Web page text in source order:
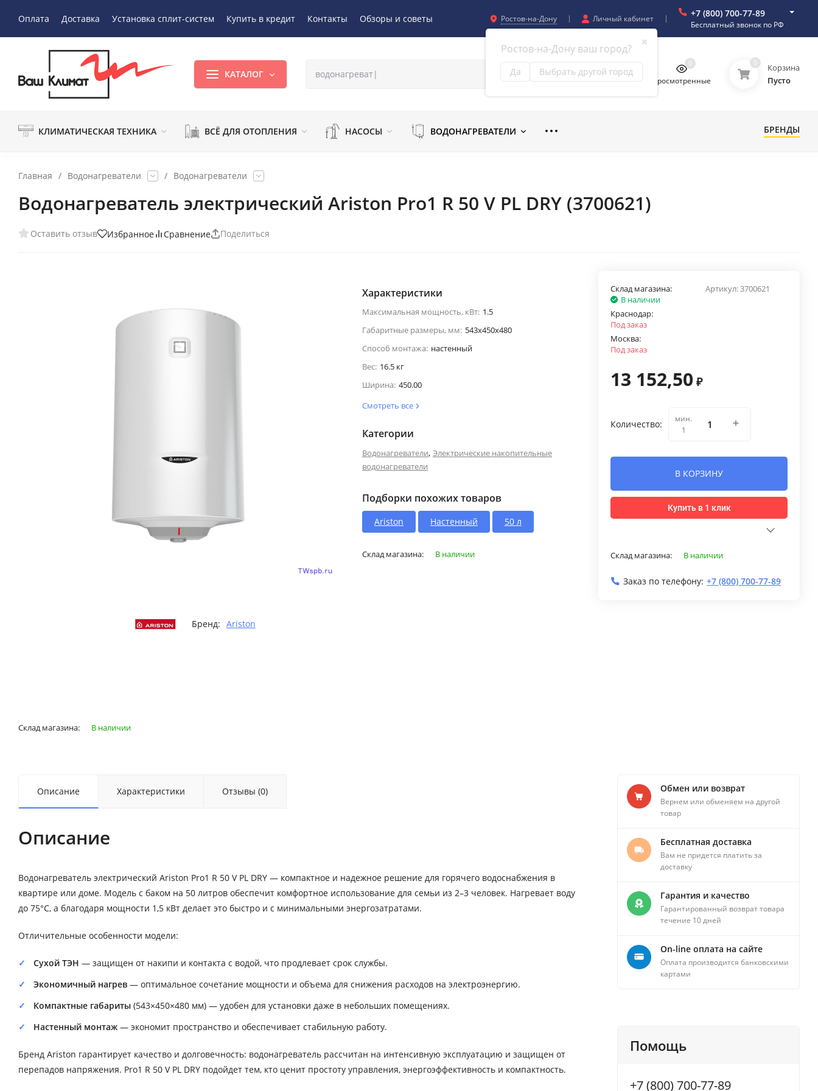
Оплата Доставка Установка сплит-систем Купить в кредит Контакты Обзоры и советы Ростов-на-Дону
✖
Ростов-на-Дону ваш город?
Да Выбрать другой город
Личный кабинет +7 (800) 700-77-89
Бесплатный звонок по РФ
КАТАЛОГ
Просмотренные
0 0
Корзина
Пусто
КЛИМАТИЧЕСКАЯ ТЕХНИКА ВСЁ ДЛЯ ОТОПЛЕНИЯ НАСОСЫ ВОДОНАГРЕВАТЕЛИ БРЕНДЫ
Главная / Водонагреватели / Водонагреватели
Водонагреватель электрический Ariston Pro1 R 50 V PL DRY (3700621)
Оставить отзыв Избранное Сравнение Поделиться
Бренд: Ariston
Характеристики
Максимальная мощность, кВт: 1.5
Габаритные размеры, мм: 543x450x480
Способ монтажа: настенный
Вес: 16.5 кг
Ширина: 450.00
Смотреть все
Категории
Водонагреватели, Электрические накопительные
водонагреватели
Подборки похожих товаров
Ariston Настенный 50 л
Склад магазина: В наличии
Артикул:3700621
Склад магазина:
В наличии
Краснодар:
Под заказ
Москва:
Под заказ
13 152,50 ₽
Количество:
мин.
1
В КОРЗИНУ
Купить в 1 клик
Склад магазина: В наличии
Заказ по телефону: +7 (800) 700-77-89
Склад магазина: В наличии
Описание Характеристики Отзывы (0)
Описание
Водонагреватель электрический Ariston Pro1 R 50 V PL DRY — компактное и надежное решение для горячего водоснабжения в
квартире или доме. Модель с баком на 50 литров обеспечит комфортное использование для семьи из 2–3 человек. Нагревает воду
до 75°C, а благодаря мощности 1,5 кВт делает это быстро и с минимальными энергозатратами.
Отличительные особенности модели:
Сухой ТЭН — защищен от накипи и контакта с водой, что продлевает срок службы.
Экономичный нагрев — оптимальное сочетание мощности и объема для снижения расходов на электроэнергию.
Компактные габариты (543×450×480 мм) — удобен для установки даже в небольших помещениях.
Настенный монтаж — экономит пространство и обеспечивает стабильную работу.
Бренд Ariston гарантирует качество и долговечность: водонагреватель рассчитан на интенсивную эксплуатацию и защищен от
перепадов напряжения. Pro1 R 50 V PL DRY подойдет тем, кто ценит простоту управления, энергоэффективность и компактность.
Обмен или возврат
Вернем или обменяем на другой
товар
Бесплатная доставка
Вам не придется платить за
доставку
Гарантия и качество
Гарантированный возврат товара
течение 10 дней
On-line оплата на сайте
Оплата производится банковскими
картами
Помощь
+7 (800) 700-77-89